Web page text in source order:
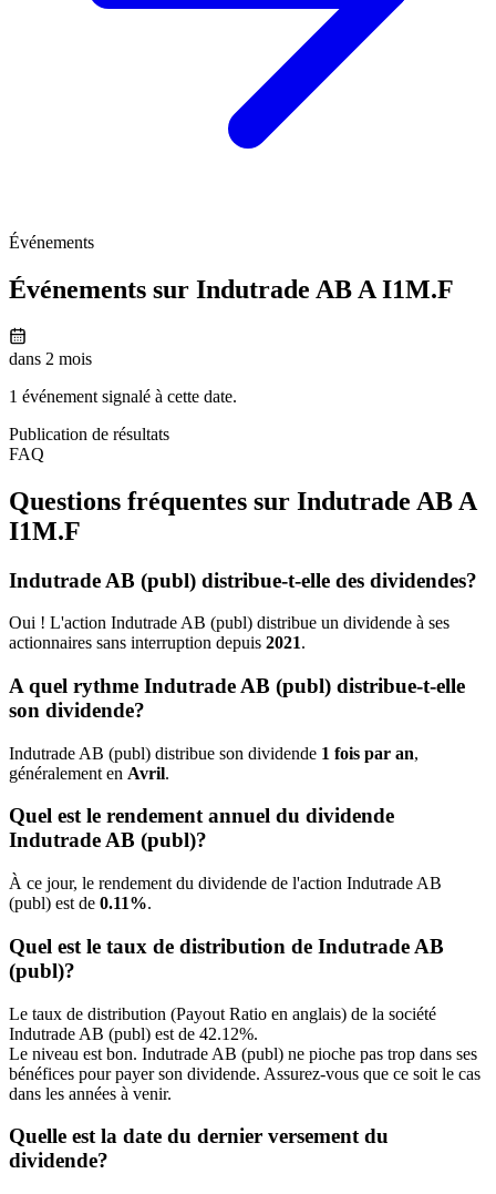
Événements
Événements sur Indutrade AB A I1M.F
dans 2 mois
1 événement signalé à cette date.
Publication de résultats
FAQ
Questions fréquentes sur Indutrade AB A
I1M.F
Indutrade AB (publ) distribue-t-elle des dividendes?
Oui ! L'action Indutrade AB (publ) distribue un dividende à ses
actionnaires sans interruption depuis 2021.
A quel rythme Indutrade AB (publ) distribue-t-elle
son dividende?
Indutrade AB (publ) distribue son dividende 1 fois par an,
généralement en Avril.
Quel est le rendement annuel du dividende
Indutrade AB (publ)?
À ce jour, le rendement du dividende de l'action Indutrade AB
(publ) est de 0.11%.
Quel est le taux de distribution de Indutrade AB
(publ)?
Le taux de distribution (Payout Ratio en anglais) de la société
Indutrade AB (publ) est de 42.12%.
Le niveau est bon. Indutrade AB (publ) ne pioche pas trop dans ses
bénéfices pour payer son dividende. Assurez-vous que ce soit le cas
dans les années à venir.
Quelle est la date du dernier versement du
dividende?